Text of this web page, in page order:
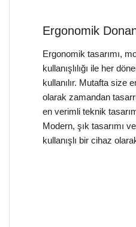
Ergonomik
Ergonomik tasarımı,
kullanışlılığı ile her
kullanılır. Mutafta size
olarak zamandan
en verimli teknik
Modern, şık tasarımı
kullanışlı bir cihaz